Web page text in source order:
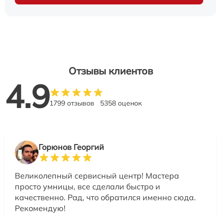
Отзывы клиентов
4.91799 отзывов 5358 оценок
Горюнов Георгий
Великолепный сервисный центр! Мастера
просто умницы, все сделали быстро и
качественно. Рад, что обратился именно сюда.
Рекомендую!